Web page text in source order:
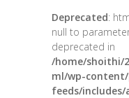
Deprecated:
null to
deprecated in
/home/shoithi/
ml/wp-
feeds/